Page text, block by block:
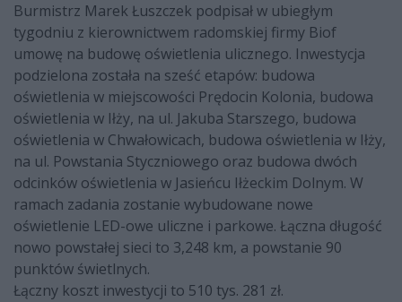
Burmistrz Marek Łuszczek podpisał w ubiegłym
tygodniu z kierownictwem radomskiej firmy Biof
umowę na budowę oświetlenia ulicznego. Inwestycja
podzielona została na sześć etapów: budowa
oświetlenia w miejscowości Prędocin Kolonia, budowa
oświetlenia w Iłży, na ul. Jakuba Starszego, budowa
oświetlenia w Chwałowicach, budowa oświetlenia w Iłży,
na ul. Powstania Styczniowego oraz budowa dwóch
odcinków oświetlenia w Jasieńcu Iłżeckim Dolnym. W
ramach zadania zostanie wybudowane nowe
oświetlenie LED-owe uliczne i parkowe. Łączna długość
nowo powstałej sieci to 3,248 km, a powstanie 90
punktów świetlnych.
Łączny koszt inwestycji to 510 tys. 281 zł.